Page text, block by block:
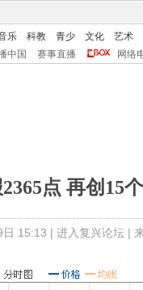
乐 科教 青少 文化
艺术
中国 赛事直播 网络
点 再创15
日 15:13 | 进入复兴论坛|